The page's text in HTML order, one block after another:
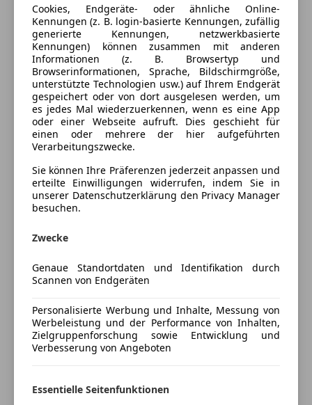
Lederlenkrad
Multifunktionslenkrad
Navigationssystem
Regensensor
Sitzheizung
Start/Stop-Automatik
Tempomat
Unterhaltung/Media
Bluetooth
CD
Sicherheit
ABS
ESP
Fahrerairbag
Nebelscheinwerfer
Reifendruckkontrollsystem
Seitenairbag
Xenonscheinwerfer
Perleffekt
Farbe der
Innenausstattung
Schwarz
Innenausstattung Stoff
Fahrzeugbeschreibung
Sehr gepflegter Audi A4 S-line
NAVI
Sportfahrwerk
Xenon-Scheinwerfer...
Finanzierung auch OHNE Anzahlung möglich
Aufpreis erhältlich.
Für Besichtigung und Probefahrt bitten wir um
Hr. Kristo
Mehr anzeigen
Mehr anzeigen
Cookies, Endgeräte- oder ähnliche Online-
Kennungen (z. B. login-basierte Kennungen, zufällig
generierte Kennungen, netzwerkbasierte
Kennungen) können zusammen mit anderen
Informationen (z. B. Browsertyp und
Browserinformationen, Sprache, Bildschirmgröße,
unterstützte Technologien usw.) auf Ihrem Endgerät
gespeichert oder von dort ausgelesen werden, um
es jedes Mal wiederzuerkennen, wenn es eine App
oder einer Webseite aufruft. Dies geschieht für
einen oder mehrere der hier aufgeführten
Verarbeitungszwecke.
Sie können Ihre Präferenzen jederzeit anpassen und
erteilte Einwilligungen widerrufen, indem Sie in
unserer Datenschutzerklärung den Privacy Manager
besuchen.
Zwecke
Genaue Standortdaten und Identifikation durch
Scannen von Endgeräten
Personalisierte Werbung und Inhalte, Messung von
Werbeleistung und der Performance von Inhalten,
Zielgruppenforschung sowie Entwicklung und
Verbesserung von Angeboten
Essentielle Seitenfunktionen